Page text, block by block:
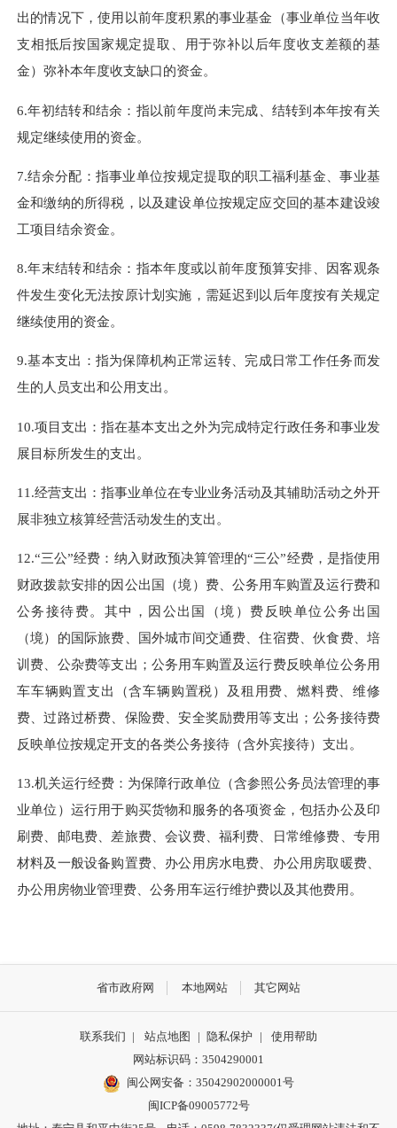
出的情况下，使用以前年度积累的事业基金（事业单位当年收
支相抵后按国家规定提取、用于弥补以后年度收支差额的基
金）弥补本年度收支缺口的资金。
6.年初结转和结余：指以前年度尚未完成、结转到本年按有关
规定继续使用的资金。
7.结余分配：指事业单位按规定提取的职工福利基金、事业基
金和缴纳的所得税，以及建设单位按规定应交回的基本建设竣
工项目结余资金。
8.年末结转和结余：指本年度或以前年度预算安排、因客观条
件发生变化无法按原计划实施，需延迟到以后年度按有关规定
继续使用的资金。
9.基本支出：指为保障机构正常运转、完成日常工作任务而发
生的人员支出和公用支出。
10.项目支出：指在基本支出之外为完成特定行政任务和事业发
展目标所发生的支出。
11.经营支出：指事业单位在专业业务活动及其辅助活动之外开
展非独立核算经营活动发生的支出。
12.“三公”经费：纳入财政预决算管理的“三公”经费，是指使用
财政拨款安排的因公出国（境）费、公务用车购置及运行费和
公务接待费。其中，因公出国（境）费反映单位公务出国
（境）的国际旅费、国外城市间交通费、住宿费、伙食费、培
训费、公杂费等支出；公务用车购置及运行费反映单位公务用
车车辆购置支出（含车辆购置税）及租用费、燃料费、维修
费、过路过桥费、保险费、安全奖励费用等支出；公务接待费
反映单位按规定开支的各类公务接待（含外宾接待）支出。
13.机关运行经费：为保障行政单位（含参照公务员法管理的事
业单位）运行用于购买货物和服务的各项资金，包括办公及印
刷费、邮电费、差旅费、会议费、福利费、日常维修费、专用
材料及一般设备购置费、办公用房水电费、办公用房取暖费、
办公用房物业管理费、公务用车运行维护费以及其他费用。
省市政府网 本地网站 其它网站
联系我们 | 站点地图 | 隐私保护 |
使用帮助
网站标识码：3504290001
闽公网安备：35042902000001号
闽ICP备09005772号